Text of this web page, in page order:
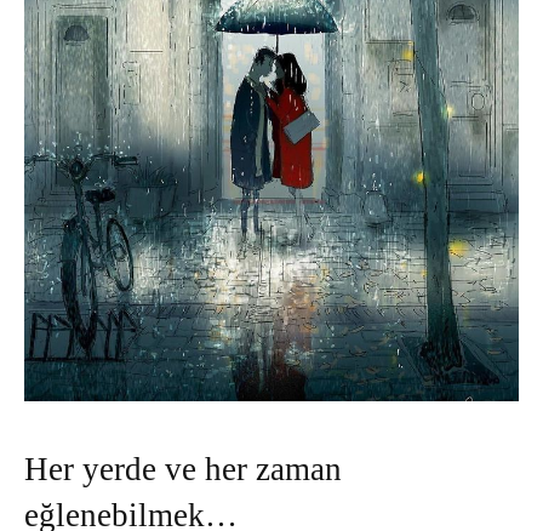
Her yerde ve her zaman
eğlenebilmek…